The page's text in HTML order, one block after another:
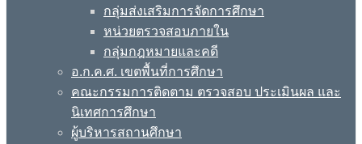
กลุ่มส่งเสริมการจัดการศึกษา
หน่วยตรวจสอบภายใน
กลุ่มกฎหมายและคดี
อ.ก.ค.ศ. เขตพื้นที่การศึกษา
คณะกรรมการติดตาม ตรวจสอบ ประเมินผล และ
นิเทศการศึกษา
ผู้บริหารสถานศึกษา